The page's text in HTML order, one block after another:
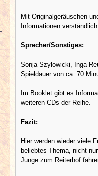
Mit Originalgeräuschen
Informationen
Sprecher/Sonstiges:
Sonja Szylowicki, Inga
Spieldauer von ca. 70
Im Booklet gibt es
weiteren CDs der Reihe.
Fazit:
Hier werden wieder viele
beliebtes Thema, nicht
Junge zum Reiterhof